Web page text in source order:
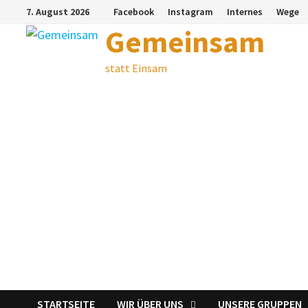
Inhalt
7. August 2026 Facebook Instagram Internes Wege
Gemeinsam
statt Einsam
STARTSEITE WIR ÜBER UNS UNSERE GRUPPEN